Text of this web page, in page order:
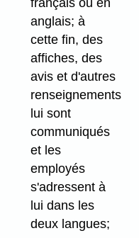
anglais; à
cette fin, des
affiches, des
avis et d'autres
renseignements
lui sont
communiqués
et les
employés
s'adressent à
lui dans les
deux langues;